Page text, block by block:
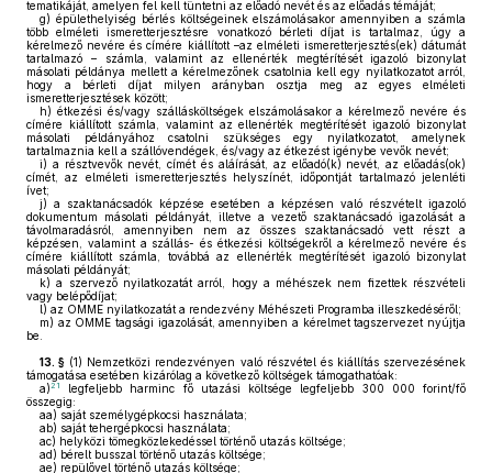
tematikáját, amelyen fel kell tüntetni az előadó nevét és az előadás témáját;
g) épülethelyiség bérlés költségeinek elszámolásakor amennyiben a számla
több elméleti ismeretterjesztésre vonatkozó bérleti díjat is tartalmaz, úgy a
kérelmező nevére és címére kiállított –az elméleti ismeretterjesztés(ek) dátumát
tartalmazó – számla, valamint az ellenérték megtérítését igazoló bizonylat
másolati példánya mellett a kérelmezőnek csatolnia kell egy nyilatkozatot arról,
hogy a bérleti díjat milyen arányban osztja meg az egyes elméleti
ismeretterjesztések között;
h) étkezési és/vagy szállásköltségek elszámolásakor a kérelmező nevére és
címére kiállított számla, valamint az ellenérték megtérítését igazoló bizonylat
másolati példányához csatolni szükséges egy nyilatkozatot, amelynek
tartalmaznia kell a szállóvendégek, és/vagy az étkezést igénybe vevők nevét;
i) a résztvevők nevét, címét és aláírását, az előadó(k) nevét, az előadás(ok)
címét, az elméleti ismeretterjesztés helyszínét, időpontját tartalmazó jelenléti
ívet;
j) a szaktanácsadók képzése esetében a képzésen való részvételt igazoló
dokumentum másolati példányát, illetve a vezető szaktanácsadó igazolását a
távolmaradásról, amennyiben nem az összes szaktanácsadó vett részt a
képzésen, valamint a szállás- és étkezési költségekről a kérelmező nevére és
címére kiállított számla, továbbá az ellenérték megtérítését igazoló bizonylat
másolati példányát;
k) a szervező nyilatkozatát arról, hogy a méhészek nem fizettek részvételi
vagy belépődíjat;
l) az OMME nyilatkozatát a rendezvény Méhészeti Programba illeszkedéséről;
m) az OMME tagsági igazolását, amennyiben a kérelmet tagszervezet nyújtja
be.
13. § (1) Nemzetközi rendezvényen való részvétel és kiállítás szervezésének
támogatása esetében kizárólag a következő költségek támogathatóak:
a)21
legfeljebb harminc fő utazási költsége legfeljebb 300 000 forint/fő
összegig:
aa) saját személygépkocsi használata;
ab) saját tehergépkocsi használata;
ac) helyközi tömegközlekedéssel történő utazás költsége;
ad) bérelt busszal történő utazás költsége;
ae) repülővel történő utazás költsége;